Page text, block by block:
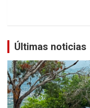
Últimas noticias